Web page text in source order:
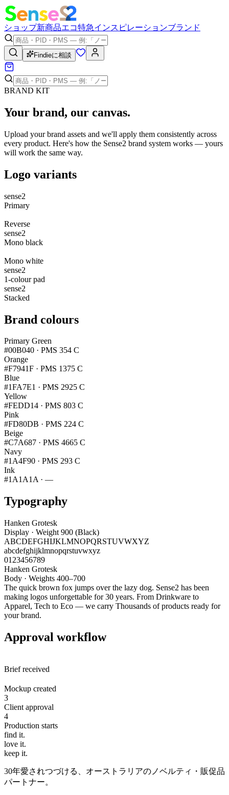
ショップ新商品エコ特急インスピレーションブランド
Findieに相談
BRAND KIT
Your brand, our canvas.
Upload your brand assets and we'll apply them consistently across
every product. Here's how the Sense2 brand system works — yours
will work the same way.
Logo variants
sense2
Primary
Reverse
sense2
Mono black
Mono white
sense2
1-colour pad
sense2
Stacked
Brand colours
Primary Green
#00B040 · PMS 354 C
Orange
#F7941F · PMS 1375 C
Blue
#1FA7E1 · PMS 2925 C
Yellow
#FEDD14 · PMS 803 C
Pink
#FD80DB · PMS 224 C
Beige
#C7A687 · PMS 4665 C
Navy
#1A4F90 · PMS 293 C
Ink
#1A1A1A· —
Typography
Hanken Grotesk
Display · Weight 900 (Black)
ABCDEFGHIJKLMNOPQRSTUVWXYZ
abcdefghijklmnopqrstuvwxyz
0123456789
Hanken Grotesk
Body · Weights 400–700
The quick brown fox jumps over the lazy dog. Sense2 has been
making logos unforgettable for 30 years. From Drinkware to
Apparel, Tech to Eco — we carry Thousands of products ready for
your brand.
Approval workflow
Brief received
Mockup created
3
Client approval
4
Production starts
find it.
love it.
keep it.
30年愛されつづける、オーストラリアのノベルティ・販促品
パートナー。